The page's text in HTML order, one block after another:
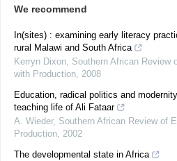
We recommend
In(sites) : examining early literacy
rural Malawi and South Africa
Kerryn Dixon, Southern African Review
with Production, 2008
Education, radical politics and
teaching life of Ali Fataar
A. Wieder, Southern African Review of
Production, 2002
The developmental state in Africa